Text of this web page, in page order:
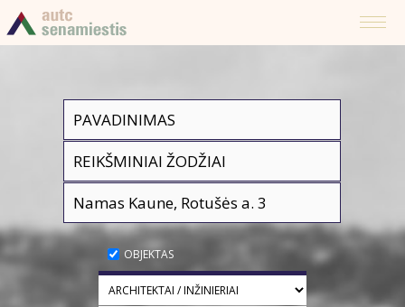
OBJEKTAS